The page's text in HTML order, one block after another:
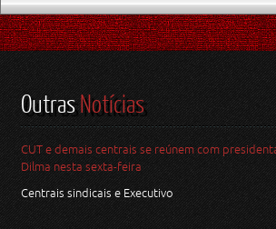
OutrasNotícias
CUT e demais centrais se reúnem com
Dilma nesta sexta-feira
Centrais sindicais e Executivo